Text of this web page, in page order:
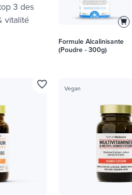
3 des
vitalité
Formule Alcalinisante
(Poudre - 300g)
favorite_border Vegan